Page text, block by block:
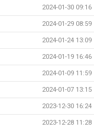
2024-01-30 09:16
2024-01-29 08:59
2024-01-24 13:09
2024-01-19 16:46
2024-01-09 11:59
2024-01-07 13:15
2023-12-30 16:24
2023-12-28 11:28